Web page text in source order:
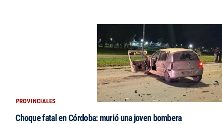
PROVINCIALES
Choque fatal en Córdoba: murió una joven bombera